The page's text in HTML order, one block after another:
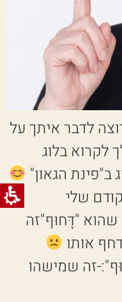
לדבר איתך על
בלוג
ב"פינת הגאון"
שלי
"דָּחוּף"זה
אותו
זה שמישהו